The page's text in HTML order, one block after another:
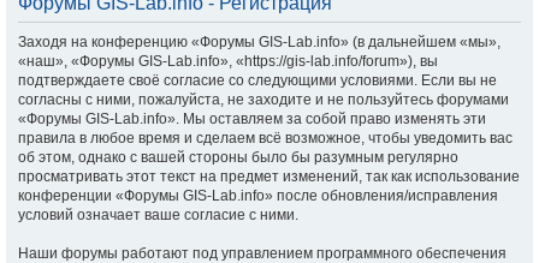
Заходя на конференцию «Форумы GIS-Lab.info» (в дальнейшем «мы»,
«наш», «Форумы GIS-Lab.info», «https://gis-lab.info/forum»), вы
подтверждаете своё согласие со следующими условиями. Если вы не
согласны с ними, пожалуйста, не заходите и не пользуйтесь форумами
«Форумы GIS-Lab.info». Мы оставляем за собой право изменять эти
правила в любое время и сделаем всё возможное, чтобы уведомить вас
об этом, однако с вашей стороны было бы разумным регулярно
просматривать этот текст на предмет изменений, так как использование
конференции «Форумы GIS-Lab.info» после обновления/исправления
условий означает ваше согласие с ними.
Наши форумы работают под управлением программного обеспечения